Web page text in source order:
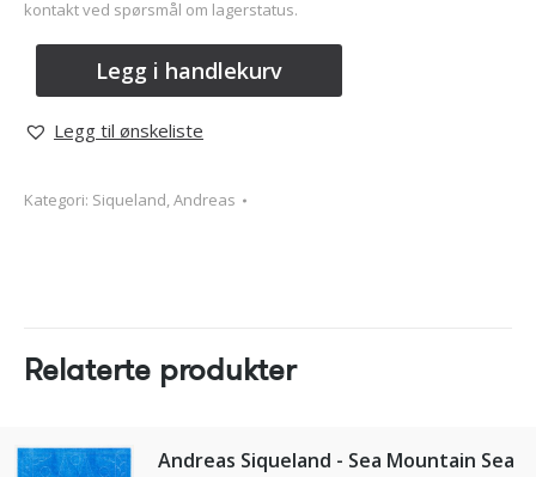
kontakt ved spørsmål om lagerstatus.
Legg i handlekurv
Legg til ønskeliste
Kategori: Siqueland, Andreas
Relaterte produkter
Andreas Siqueland - Sea Mountain Sea